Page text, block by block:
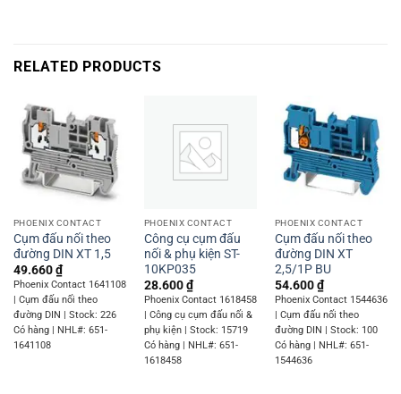
RELATED PRODUCTS
PHOENIX CONTACT
Cụm đấu nối theo
đường DIN XT 1,5
49.660₫
Phoenix Contact 1641108
| Cụm đấu nối theo
đường DIN | Stock: 226
Có hàng | NHL#: 651-
1641108
PHOENIX CONTACT
Công cụ cụm đấu
nối & phụ kiện ST-
10KP035
28.600₫
Phoenix Contact 1618458
| Công cụ cụm đấu nối &
phụ kiện | Stock: 15719
Có hàng | NHL#: 651-
1618458
PHOENIX CONTACT
Cụm đấu nối theo
đường DIN XT
2,5/1P BU
54.600₫
Phoenix Contact 1544636
| Cụm đấu nối theo
đường DIN | Stock: 100
Có hàng | NHL#: 651-
1544636